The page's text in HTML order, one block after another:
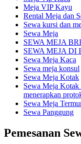
Meja VIP Kayu
Rental Meja dan
Sewa kursi dan
Sewa Meja
SEWA MEJA
SEWA MEJA DI
Sewa Meja Kaca
Sewa meja konsul
Sewa Meja Kotak
Sewa Meja Kotak
menerapkan
Sewa Meja
Sewa Panggung
Pemesanan